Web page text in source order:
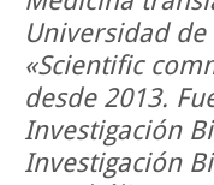
Universidad
«Scientific
desde 2013.
Investigación
Investigación